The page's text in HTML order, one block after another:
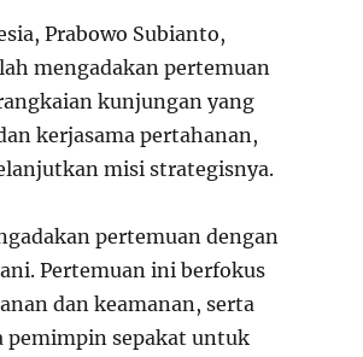
Prabowo Subianto,
mengadakan pertemuan
kunjungan yang
kerjasama pertahanan,
misi strategisnya.
pertemuan dengan
Pertemuan ini berfokus
dan keamanan, serta
pemimpin sepakat untuk